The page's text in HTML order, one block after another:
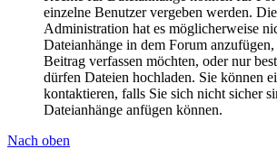
einzelne Benutzer vergeben werden.
Administration hat es möglicherweise
Dateianhänge in dem Forum
Beitrag verfassen möchten, oder nur
dürfen Dateien hochladen. Sie können
kontaktieren, falls Sie sich nicht sicher
Dateianhänge anfügen können.
Nach oben